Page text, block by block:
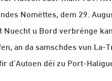
Nomëttes, dem 29.
Nuecht u Bord verbrénge
an da samschdes vun La-
d’Autoen déi zu Port-